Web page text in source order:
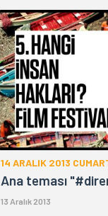
14 ARALIK 2013
Ana teması
13 Aralık 2013